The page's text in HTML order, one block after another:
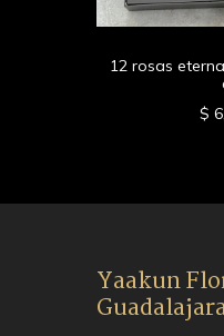
12 rosas
$
Yaakun